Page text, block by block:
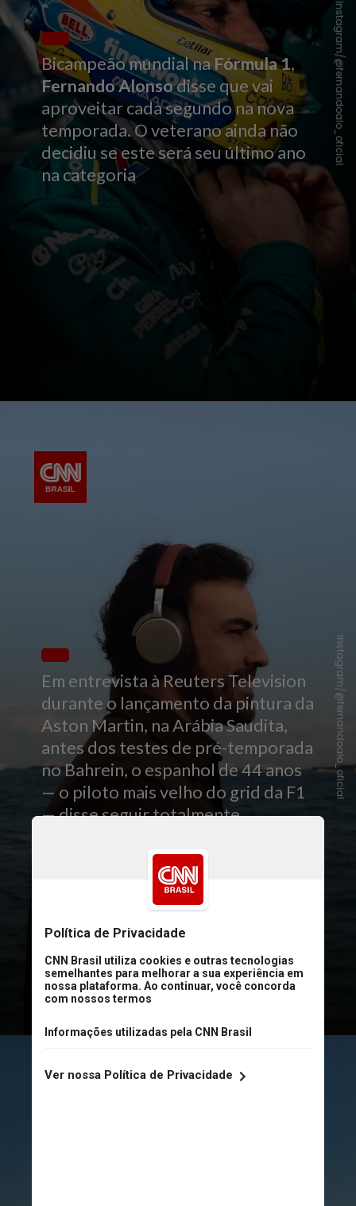
Bicampeão mundial naFórmula 1,
Fernando Alonsodisse que vai
aproveitar cada segundo na nova
temporada. O veterano ainda não
decidiu se este será seu último ano
na categoria
Instagram/@fernandoalo_oficial
Em entrevista à Reuters Television
durante o lançamento da pintura da
Aston Martin, na Arábia Saudita,
antes dos testes de pré-temporada
no Bahrein, o espanhol de 44 anos
— o piloto mais velho do grid da F1
— disse seguir totalmente
de 425 largadas
Instagram/@fernandoalo_oficial